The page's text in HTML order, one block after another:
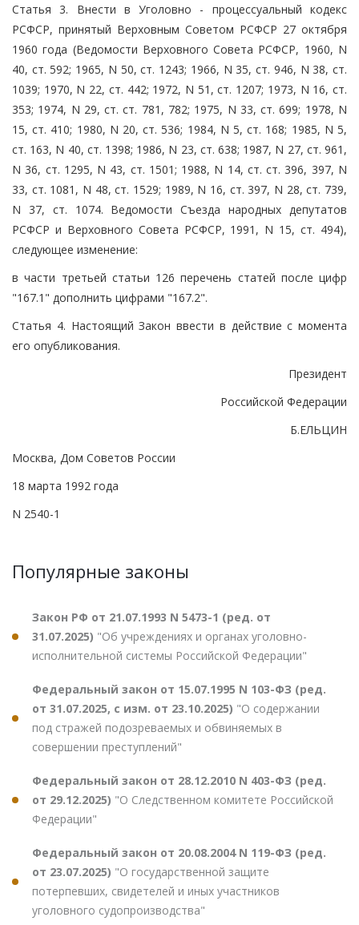
Статья 3. Внести в Уголовно - процессуальный кодекс
РСФСР, принятый Верховным Советом РСФСР 27 октября
1960 года (Ведомости Верховного Совета РСФСР, 1960, N
40, ст. 592; 1965, N 50, ст. 1243; 1966, N 35, ст. 946, N 38, ст.
1039; 1970, N 22, ст. 442; 1972, N 51, ст. 1207; 1973, N 16, ст.
353; 1974, N 29, ст. ст. 781, 782; 1975, N 33, ст. 699; 1978, N
15, ст. 410; 1980, N 20, ст. 536; 1984, N 5, ст. 168; 1985, N 5,
ст. 163, N 40, ст. 1398; 1986, N 23, ст. 638; 1987, N 27, ст. 961,
N 36, ст. 1295, N 43, ст. 1501; 1988, N 14, ст. ст. 396, 397, N
33, ст. 1081, N 48, ст. 1529; 1989, N 16, ст. 397, N 28, ст. 739,
N 37, ст. 1074. Ведомости Съезда народных депутатов
РСФСР и Верховного Совета РСФСР, 1991, N 15, ст. 494),
следующее изменение:
в части третьей статьи 126 перечень статей после цифр
"167.1" дополнить цифрами "167.2".
Статья 4. Настоящий Закон ввести в действие с момента
его опубликования.
Президент
Российской Федерации
Б.ЕЛЬЦИН
Москва, Дом Советов России
18 марта 1992 года
N 2540-1
Популярные законы
Закон РФ от 21.07.1993 N 5473-1 (ред. от
31.07.2025) "Об учреждениях и органах уголовно-
исполнительной системы Российской Федерации"
Федеральный закон от 15.07.1995 N 103-ФЗ (ред.
от 31.07.2025, с изм. от 23.10.2025) "О содержании
под стражей подозреваемых и обвиняемых в
совершении преступлений"
Федеральный закон от 28.12.2010 N 403-ФЗ (ред.
от 29.12.2025) "О Следственном комитете Российской
Федерации"
Федеральный закон от 20.08.2004 N 119-ФЗ (ред.
от 23.07.2025) "О государственной защите
потерпевших, свидетелей и иных участников
уголовного судопроизводства"